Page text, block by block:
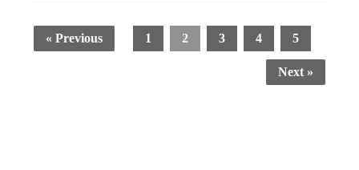
« Previous 1 2 3 4 5
Next »